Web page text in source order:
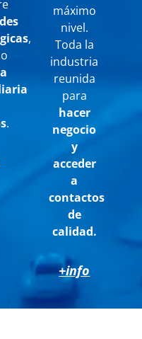
,
.
máximo
nivel.
Toda la
industria
reunida
para
hacer
negocio
y
acceder
a
contactos
de
calidad.
+info